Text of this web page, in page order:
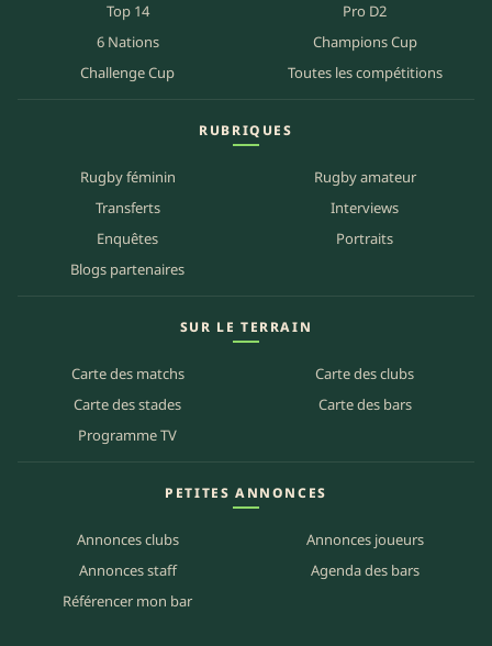
Top 14
Pro D2
6 Nations
Champions Cup
Challenge Cup
Toutes les compétitions
RUBRIQUES
Rugby féminin
Rugby amateur
Transferts
Interviews
Enquêtes
Portraits
Blogs partenaires
SUR LE TERRAIN
Carte des matchs
Carte des clubs
Carte des stades
Carte des bars
Programme TV
PETITES ANNONCES
Annonces clubs
Annonces joueurs
Annonces staff
Agenda des bars
Référencer mon bar